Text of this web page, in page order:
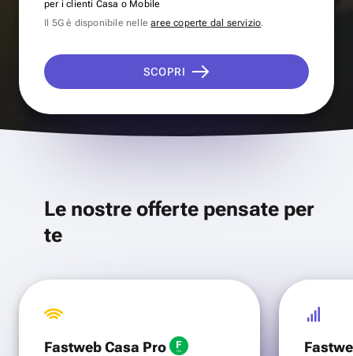
per i clienti Casa o Mobile
Il 5G è disponibile nellearee coperte dal servizio.
SCOPRI
Le nostre offerte pensate per
te
Fastweb Casa Pro